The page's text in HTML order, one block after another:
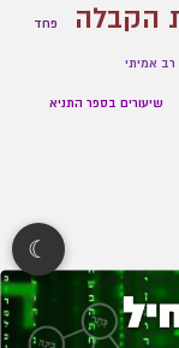
הקבלה פחד
רב אמיתי
שיעורים בספר התניא
☾